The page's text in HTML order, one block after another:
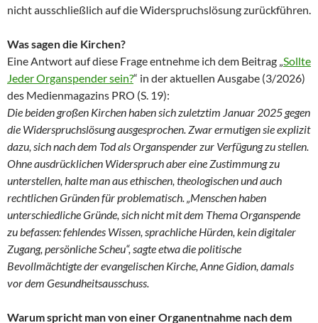
nicht ausschließlich auf die Widerspruchslösung zurückführen.
Was sagen die Kirchen?
Eine Antwort auf diese Frage entnehme ich dem Beitrag „ Sollte
Jeder Organspender sein?“ in der aktuellen Ausgabe (3/2026)
des Medienmagazins PRO (S. 19):
Die beiden großen Kirchen haben sich zuletztim Januar 2025 gegen
die Widerspruchslösung ausgesprochen. Zwar ermutigen sie explizit
dazu, sich nach dem Tod als Organspender zur Verfügung zu stellen.
Ohne ausdrücklichen Widerspruch aber eine Zustimmung zu
unterstellen, halte man aus ethischen, theologischen und auch
rechtlichen Gründen für problematisch. „Menschen haben
unterschiedliche Gründe, sich nicht mit dem Thema Organspende
zu befassen: fehlendes Wissen, sprachliche Hürden, kein digitaler
Zugang, persönliche Scheu“, sagte etwa die politische
Bevollmächtigte der evangelischen Kirche, Anne Gidion, damals
vor dem Gesundheitsausschuss.
Warum spricht man von einer Organentnahme nach dem